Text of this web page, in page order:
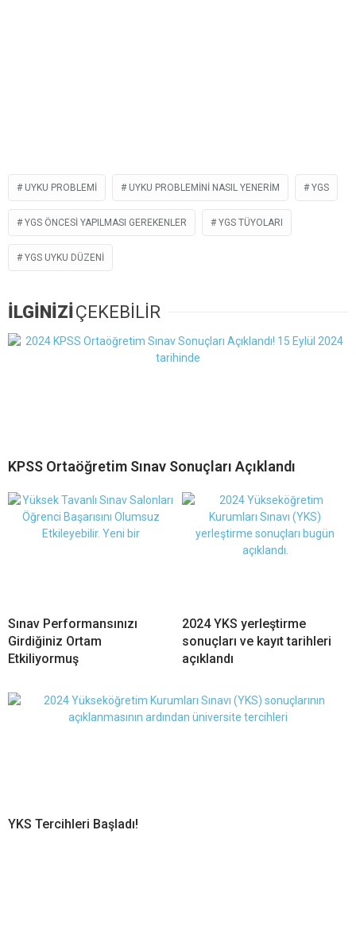
UYKU PROBLEMI UYKU PROBLEMINI NASIL YENERIM YGS
YGS ÖNCESI YAPILMASI GEREKENLER YGS TÜYOLARI
YGS UYKU DÜZENI
İLGİNİZİÇEKEBİLİR
KPSS Ortaöğretim Sınav Sonuçları Açıklandı
Sınav Performansınızı
Girdiğiniz Ortam
Etkiliyormuş
2024 YKS yerleştirme
sonuçları ve kayıt tarihleri
açıklandı
YKS Tercihleri Başladı!